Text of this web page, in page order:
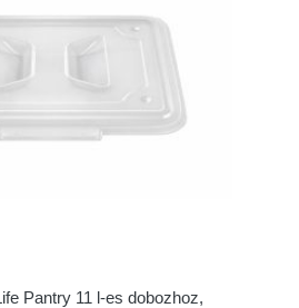
Pantry 11 l-es dobozhoz,